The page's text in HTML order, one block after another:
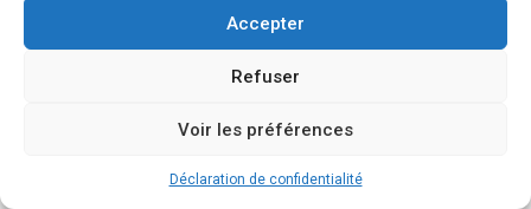
Accepter
Refuser
Voir les préférences
Déclaration de confidentialité